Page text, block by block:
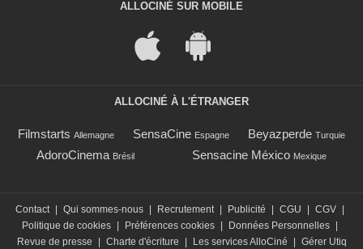
ALLOCINÉ SUR MOBILE
ALLOCINÉ À L'ÉTRANGER
Filmstarts Allemagne SensaCine Espagne Beyazperde Turquie
AdoroCinema Brésil Sensacine México Mexique
Contact Qui sommes-nous Recrutement Publicité CGU CGV
Politique de cookies
Préférences cookies Données Personnelles
Revue de presse
Charte d'écriture Les services AlloCiné Gérer Utiq